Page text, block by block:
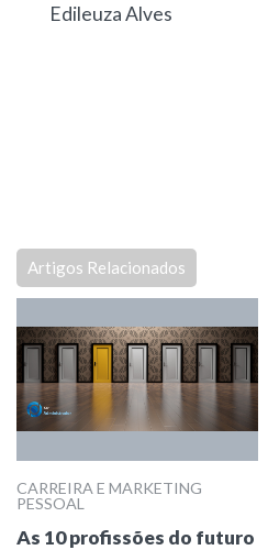
Edileuza Alves
Artigos Relacionados
CARREIRA E MARKETING
PESSOAL
As 10 profissões do futuro